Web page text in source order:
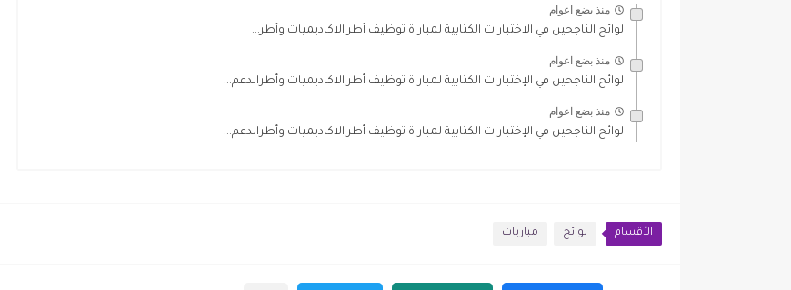
منذ بضع اعوام
لوائح الناجحين في الاختبارات الكتابية لمباراة توظيف أطر الاكاديميات وأطر...
منذ بضع اعوام
لوائح الناجحين في الإختبارات الكتابية لمباراة توظيف أطر الاكاديميات وأطرالدعم...
منذ بضع اعوام
لوائح الناجحين في الإختبارات الكتابية لمباراة توظيف أطر الاكاديميات وأطرالدعم...
الأقسام لوائح مباريات